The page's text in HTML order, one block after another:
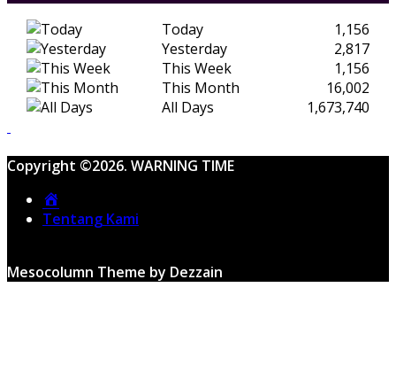
Today
1,156
Yesterday
2,817
This Week
1,156
This Month
16,002
All Days
1,673,740
Copyright ©2026. WARNING TIME
Tentang Kami
Mesocolumn Theme by Dezzain